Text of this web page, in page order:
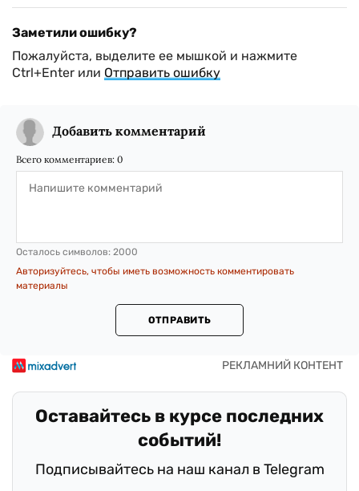
Заметили ошибку?
Пожалуйста, выделите ее мышкой и нажмите
Ctrl+Enter или Отправить ошибку
Добавить комментарий
Всего комментариев: 0
Осталось символов: 2000
Авторизуйтесь, чтобы иметь возможность комментировать
материалы
ОТПРАВИТЬ
Оставайтесь в курсе последних
событий!
Подписывайтесь на наш канал в Telegram